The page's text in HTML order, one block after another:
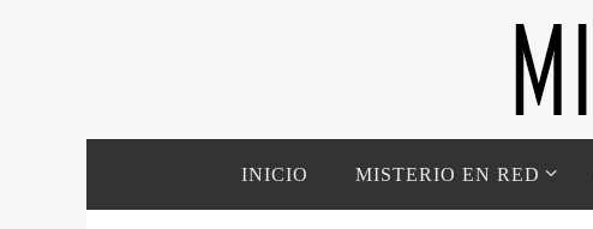
contenido
INICIO MISTERIO EN RED